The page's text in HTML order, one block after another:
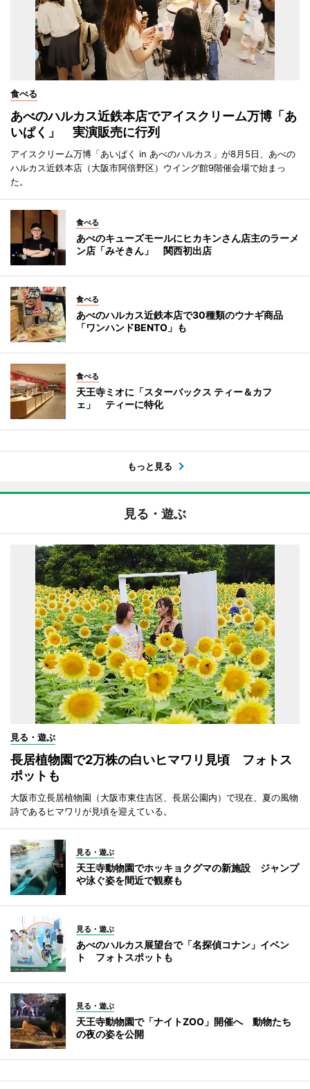
食べる
あべのハルカス近鉄本店でアイスクリーム万博「あ
いぱく」 実演販売に行列
アイスクリーム万博「あいぱく in あべのハルカス」が8月5日、あべの
ハルカス近鉄本店（大阪市阿倍野区）ウイング館9階催会場で始まっ
た。
食べる
あべのキューズモールにヒカキンさん店主のラーメ
ン店「みそきん」 関西初出店
食べる
あべのハルカス近鉄本店で30種類のウナギ商品
「ワンハンドBENTO」も
食べる
天王寺ミオに「スターバックス ティー＆カフ
ェ」 ティーに特化
もっと見る
見る・遊ぶ
見る・遊ぶ
長居植物園で2万株の白いヒマワリ見頃 フォトス
ポットも
大阪市立長居植物園（大阪市東住吉区、長居公園内）で現在、夏の風物
詩であるヒマワリが見頃を迎えている。
見る・遊ぶ
天王寺動物園でホッキョクグマの新施設 ジャンプ
や泳ぐ姿を間近で観察も
見る・遊ぶ
あべのハルカス展望台で「名探偵コナン」イベン
ト フォトスポットも
見る・遊ぶ
天王寺動物園で「ナイトZOO」開催へ 動物たち
の夜の姿を公開